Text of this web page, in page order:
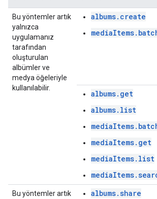
Bu yöntemler artık
yalnızca
uygulamanız
tarafından
oluşturulan
albümler ve
medya öğeleriyle
kullanılabilir.
albums.create
albums.get
albums.list
mediaItems.get
mediaItems.list
Bu yöntemler artık
albums.share